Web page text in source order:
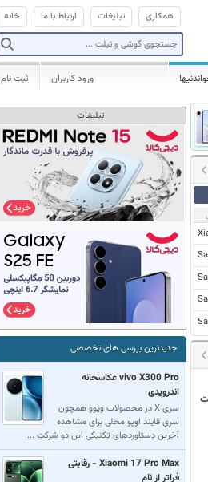
خانه ارتباط با ما تبلیغات همکاری
ثبت نام ورود کاربران
نیت
تبلیغات
جدیدترین بررسی های تخصصی
vivo X300 Pro عکاسخانه
اندرویدی
سری X در محصولات ویوو همچون
سری فایند اوپو محلی برای مشاهده
آخرین دستاوردهای تکنیکی این دو شرکت ...
Xiaomi 17 Pro Max - رقابتی
فراتر از نام